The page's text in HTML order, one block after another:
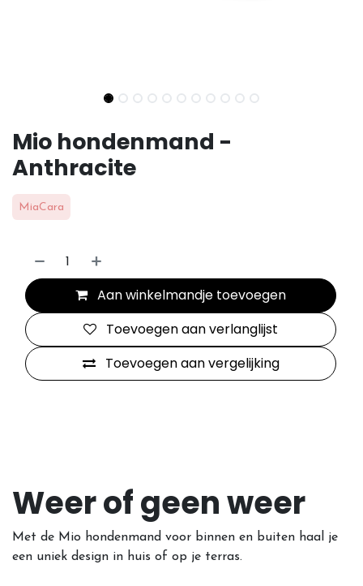
Mio hondenmand -
Anthracite
MiaCara
Aan winkelmandje toevoegen
Toevoegen aan vergelijking
Toevoegen aan verlanglijst
Weer of geen weer
Met de Mio hondenmand voor binnen en buiten haal je
een uniek design in huis of op je terras.